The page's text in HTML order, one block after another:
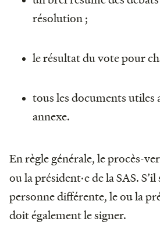
résolution ;
le résultat du vote pour
tous les documents utiles
annexe.
En règle générale, le procès-
ou la président·e de la SAS. S’il
personne différente, le ou la
doit également le signer.